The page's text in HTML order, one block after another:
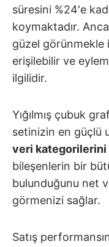
süresini %24'e
koymaktadır.
güzel görünmekle
erişilebilir ve
ilgilidir.
Yığılmış çubuk
setinizin en güçlü
veri kategorilerini
bileşenlerin bir
bulunduğunu net
görmenizi sağlar.
Satış